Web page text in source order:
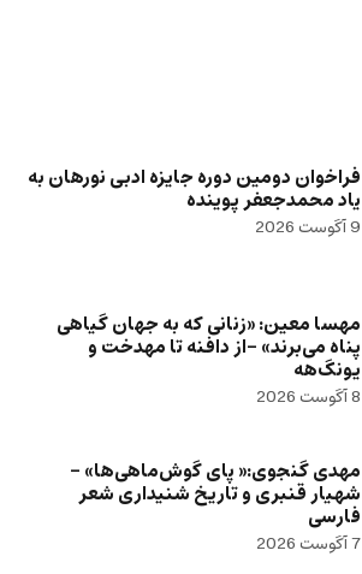
فراخوان دومین دوره جایزه ادبی نورهان به
یاد محمدجعفر پوینده
9 آگوست 2026
مهسا معین: «زنانی که به جهان گیاهی
پناه می‌برند» -از دافنه تا مهدخت و
یونگ‌هه
8 آگوست 2026
مهدی گنجوی:« پای گوش‌ماهی‌ها» –
شهیار قنبری و تاریخ شنیداری شعر
فارسی
7 آگوست 2026